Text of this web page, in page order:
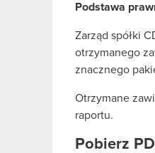
Podstawa
Zarząd spółki
otrzymanego
znacznego
Otrzymane
raportu.
Pobierz